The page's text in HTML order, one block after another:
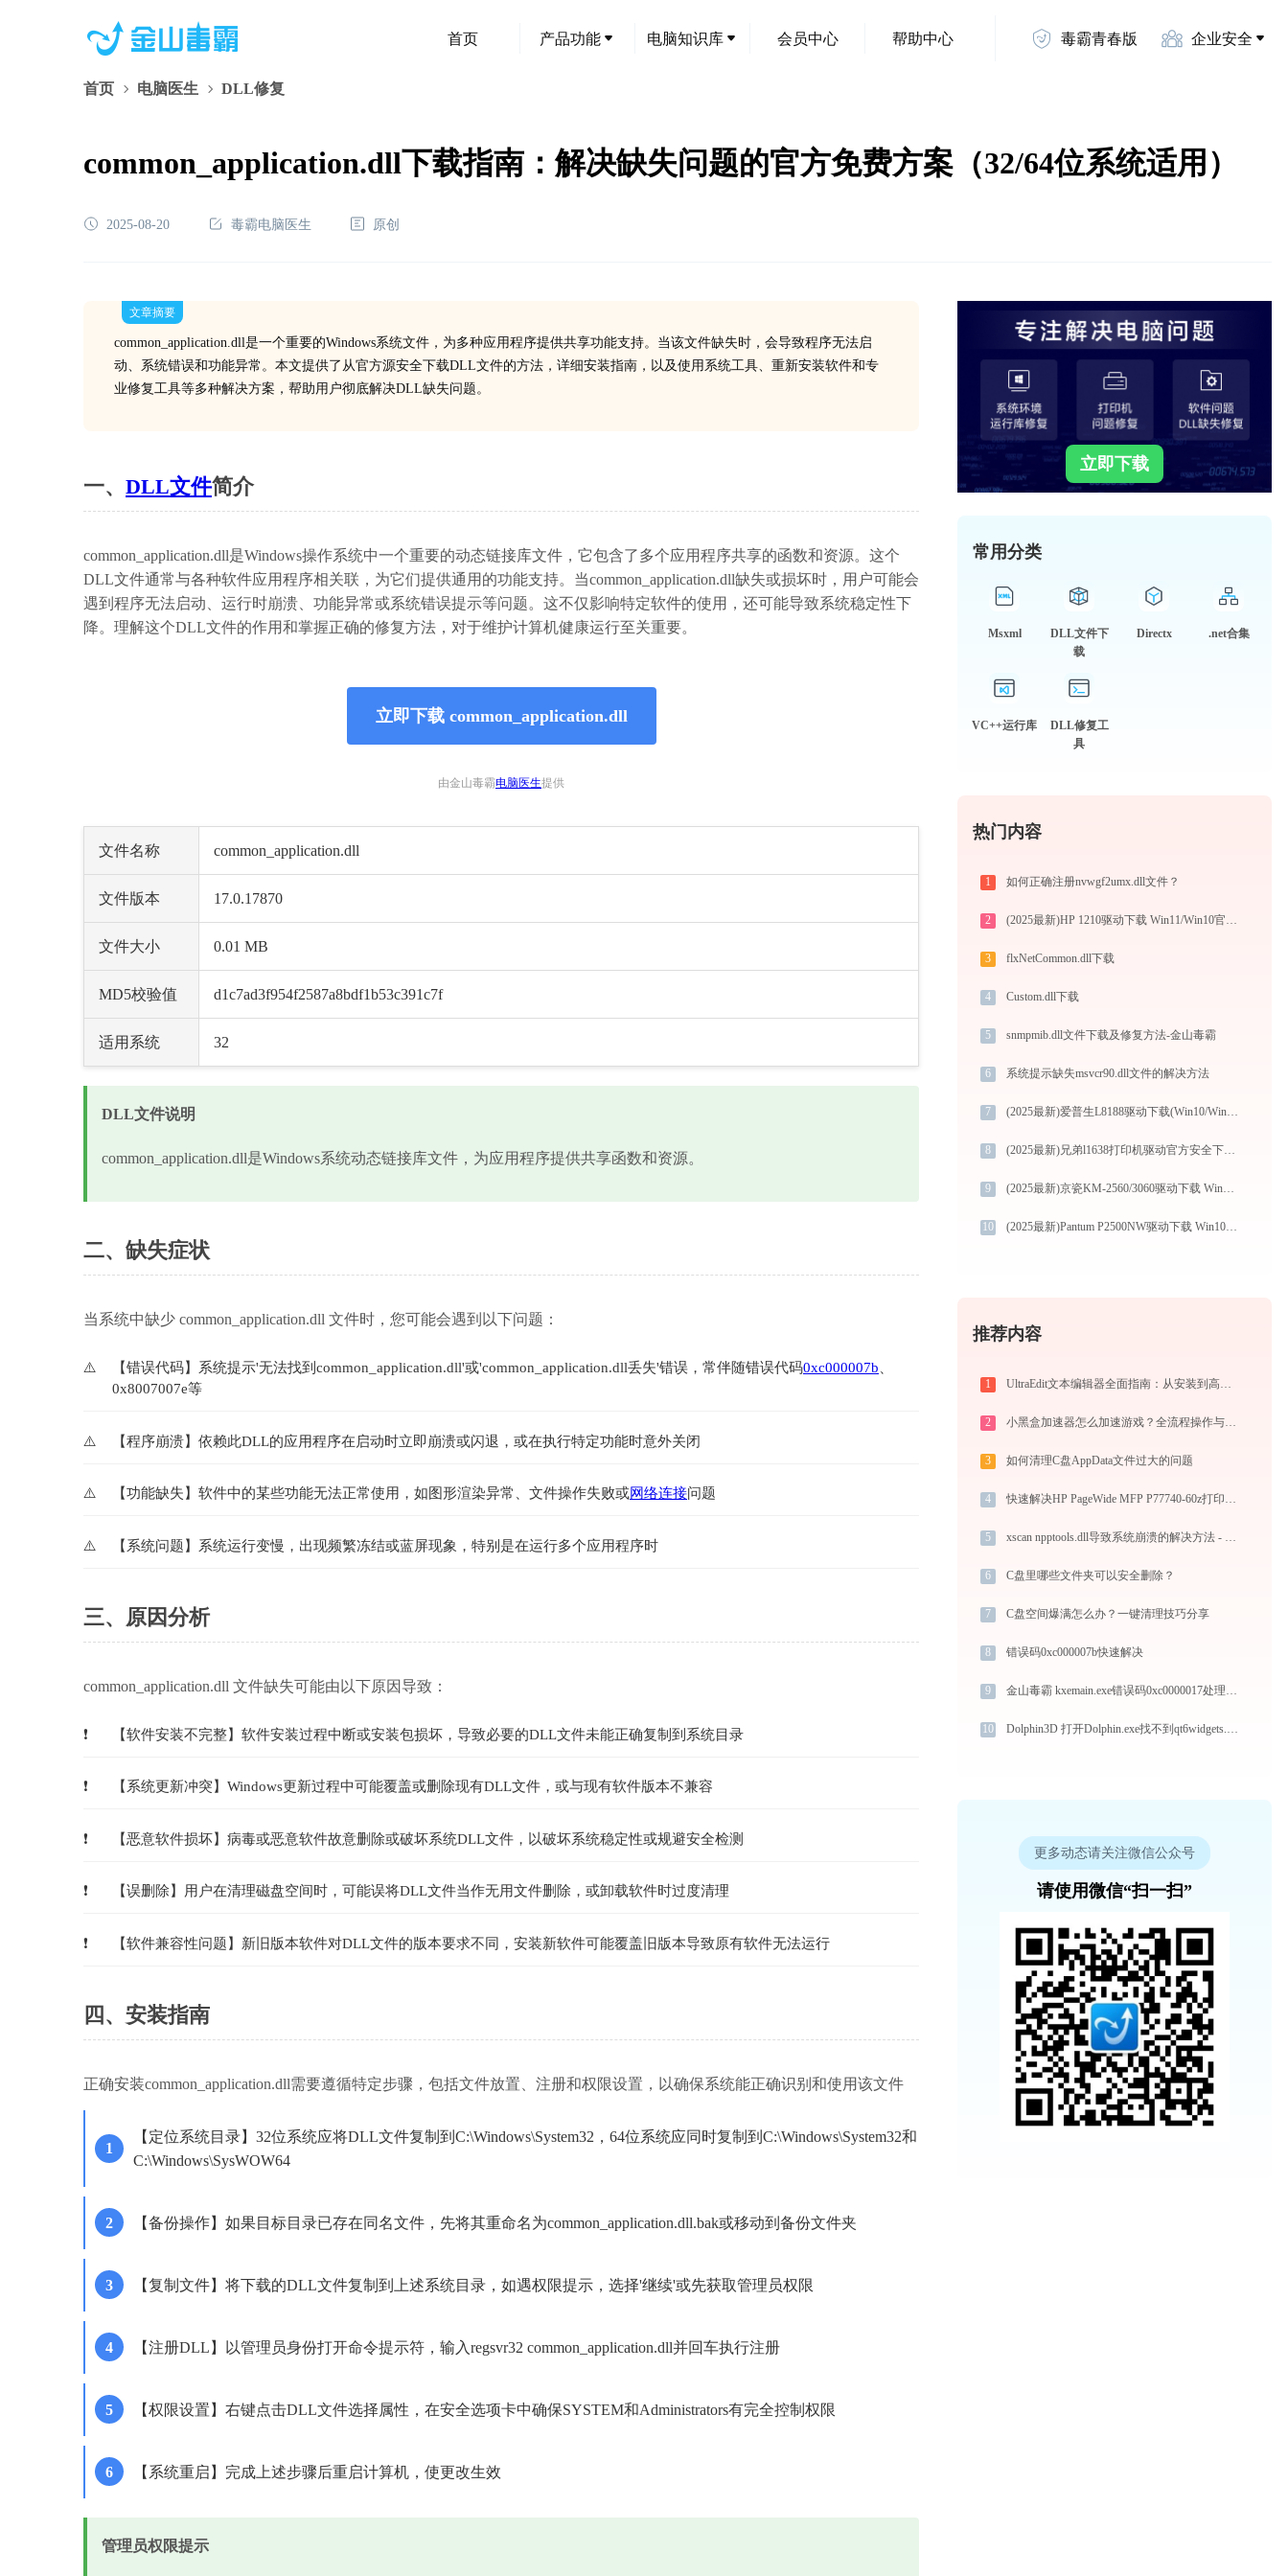
首页 产品功能 电脑知识库 会员中心 帮助中心 毒霸青春版 企业安全
首页 电脑医生 DLL修复
common_application.dll下载指南：解决缺失问题的官方免费方案（32/64位系统适用）
2025-08-20 毒霸电脑医生 原创
文章摘要
common_application.dll是一个重要的Windows系统文件，为多种应用程序提供共享功能支持。当该文件缺失时，会导致程序无法启
动、系统错误和功能异常。本文提供了从官方源安全下载DLL文件的方法，详细安装指南，以及使用系统工具、重新安装软件和专
业修复工具等多种解决方案，帮助用户彻底解决DLL缺失问题。
一、 DLL文件简介
common_application.dll是Windows操作系统中一个重要的动态链接库文件，它包含了多个应用程序共享的函数和资源。这个
DLL文件通常与各种软件应用程序相关联，为它们提供通用的功能支持。当common_application.dll缺失或损坏时，用户可能会
遇到程序无法启动、运行时崩溃、功能异常或系统错误提示等问题。这不仅影响特定软件的使用，还可能导致系统稳定性下
降。理解这个DLL文件的作用和掌握正确的修复方法，对于维护计算机健康运行至关重要。
立即下载 common_application.dll
由金山毒霸电脑医生提供
文件名称 common_application.dll
文件版本 17.0.17870
文件大小 0.01 MB
MD5校验值 d1c7ad3f954f2587a8bdf1b53c391c7f
适用系统 32
DLL文件说明
common_application.dll是Windows系统动态链接库文件，为应用程序提供共享函数和资源。
二、缺失症状
当系统中缺少 common_application.dll 文件时，您可能会遇到以下问题：
【错误代码】系统提示'无法找到common_application.dll'或'common_application.dll丢失'错误，常伴随错误代码0xc000007b
0x8007007e等
【程序崩溃】依赖此DLL的应用程序在启动时立即崩溃或闪退，或在执行特定功能时意外关闭
【功能缺失】软件中的某些功能无法正常使用，如图形渲染异常、文件操作失败或网络连接问题
【系统问题】系统运行变慢，出现频繁冻结或蓝屏现象，特别是在运行多个应用程序时
三、原因分析
common_application.dll 文件缺失可能由以下原因导致：
【软件安装不完整】软件安装过程中断或安装包损坏，导致必要的DLL文件未能正确复制到系统目录
【系统更新冲突】Windows更新过程中可能覆盖或删除现有DLL文件，或与现有软件版本不兼容
【恶意软件损坏】病毒或恶意软件故意删除或破坏系统DLL文件，以破坏系统稳定性或规避安全检测
【误删除】用户在清理磁盘空间时，可能误将DLL文件当作无用文件删除，或卸载软件时过度清理
【软件兼容性问题】新旧版本软件对DLL文件的版本要求不同，安装新软件可能覆盖旧版本导致原有软件无法运行
四、安装指南
正确安装common_application.dll需要遵循特定步骤，包括文件放置、注册和权限设置，以确保系统能正确识别和使用该文件
【定位系统目录】32位系统应将DLL文件复制到C:\Windows\System32，64位系统应同时复制到C:\Windows\System32和
C:\Windows\SysWOW64
【备份操作】如果目标目录已存在同名文件，先将其重命名为common_application.dll.bak或移动到备份文件夹
【复制文件】将下载的DLL文件复制到上述系统目录，如遇权限提示，选择'继续'或先获取管理员权限
【注册DLL】以管理员身份打开命令提示符，输入regsvr32 common_application.dll并回车执行注册
【权限设置】右键点击DLL文件选择属性，在安全选项卡中确保SYSTEM和Administrators有完全控制权限
【系统重启】完成上述步骤后重启计算机，使更改生效
管理员权限提示
立即下载
常用分类
Msxml
DLL文件下
载
Directx .net合集
VC++运行库
DLL修复工
具
热门内容
1 如何正确注册nvwgf2umx.dll文件？
2 (2025最新)HP 1210驱动下载 Win11/Win10官方版
3 flxNetCommon.dll下载
4 Custom.dll下载
5 snmpmib.dll文件下载及修复方法-金山毒霸
6 系统提示缺失msvcr90.dll文件的解决方法
7 (2025最新)爱普生L8188驱动下载(Win10/Win11) 官方安装教程
8 (2025最新)兄弟l1638打印机驱动官方安全下载打印机驱动下载【官方版免费】安装教程
9 (2025最新)京瓷KM-2560/3060驱动下载 Win11官方版
10 (2025最新)Pantum P2500NW驱动下载 Win10/Win11 图文安装教程
推荐内容
1 UltraEdit文本编辑器全面指南：从安装到高级技巧一篇就够（附快捷键大全）
2 小黑盒加速器怎么加速游戏？全流程操作与节点选择指南
3 如何清理C盘AppData文件过大的问题
4 快速解决HP PageWide MFP P77740-60z打印机驱动安装问题，这篇文章告诉你方法
5 xscan npptools.dll导致系统崩溃的解决方法 - 金山毒霸
6 C盘里哪些文件夹可以安全删除？
7 C盘空间爆满怎么办？一键清理技巧分享
8 错误码0xc000007b快速解决
9 金山毒霸 kxemain.exe错误码0xc0000017处理办法
10 Dolphin3D 打开Dolphin.exe找不到qt6widgets.dll怎么办
更多动态请关注微信公众号
请使用微信“扫一扫”